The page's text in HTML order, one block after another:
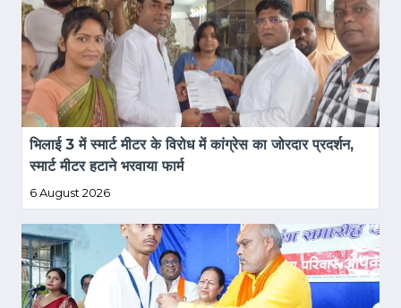
भिलाई 3 में स्मार्ट मीटर के विरोध में कांग्रेस का जोरदार प्रदर्शन,
स्मार्ट मीटर हटाने भरवाया फार्म
6 August 2026